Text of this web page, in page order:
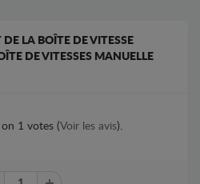
LA BOÎTE DE VITESSE
DE VITESSES MANUELLE
on 1 votes (Voir les avis).